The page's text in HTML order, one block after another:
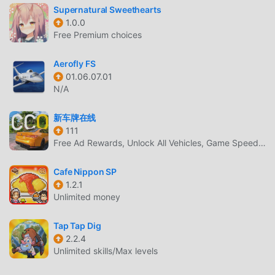
УНИКАЛЬНЫЙ ИГРОВОЙ ПРОЦЕСС
Idle Fishing Story Будучи популярной игрой simulation,
большое количество поклонников по всему миру. В
отличие от традиционных игр simulation, в Idle Fishing
чтобы вы могли легко начать всю игру и наслаждаться
радостью, приносимой классическими играми
simulation Idle Fishing Story 2.6.39. В то же время,
игр simulation, позволяя вам общаться и делиться со
всеми любителями игр simulation по всему миру, чего
же вы ждете, присоединяйтесь к moddroid и
наслаждайтесь simulation игра со всеми глобальными
партнерами будет счастлива
КРАСИВЫЙ ЭКРАН
Supernatural Sweethearts
1.0.0
Free Premium choices
Aerofly FS
01.06.07.01
N/A
新车牌在线
111
Free Ad Rewards, Unlock All Vehicles, Game Speed Adjustment
Cafe Nippon SP
1.2.1
Unlimited money
Tap Tap Dig
2.2.4
Unlimited skills/Max levels